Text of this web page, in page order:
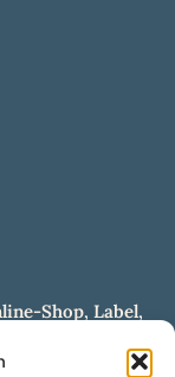
Shop, Label,
und